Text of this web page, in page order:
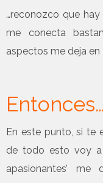
…reconozco que
me conecta
aspectos me deja en
En este punto, si te
de todo esto voy a
apasionantes’